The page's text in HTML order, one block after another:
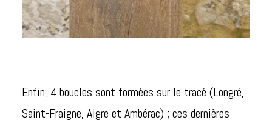
Enfin, 4 boucles sont formées sur le tracé (Longré,
Saint-Fraigne, Aigre et Ambérac) ; ces dernières